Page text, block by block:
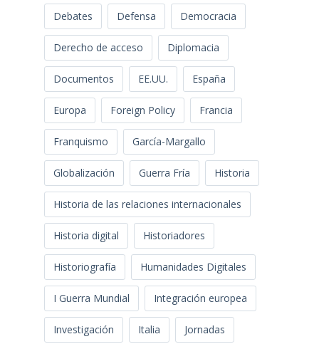
Debates Defensa Democracia
Derecho de acceso Diplomacia
Documentos EE.UU. España
Europa Foreign Policy Francia
Franquismo García-Margallo
Globalización Guerra Fría Historia
Historia de las relaciones internacionales
Historia digital Historiadores
Historiografía Humanidades Digitales
I Guerra Mundial Integración europea
Investigación Italia Jornadas